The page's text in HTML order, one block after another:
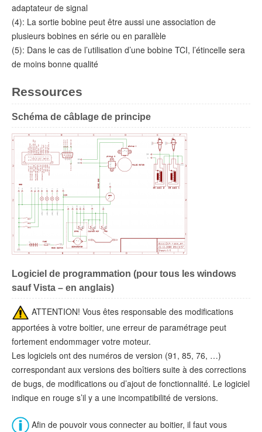
adaptateur de signal
(4): La sortie bobine peut être aussi une association de
plusieurs bobines en série ou en parallèle
(5): Dans le cas de l’utilisation d’une bobine TCI, l’étincelle sera
de moins bonne qualité
Ressources
Schéma de câblage de principe
Logiciel de programmation (pour tous les windows
sauf Vista – en anglais)
ATTENTION! Vous êtes responsable des modifications
apportées à votre boitier, une erreur de paramétrage peut
fortement endommager votre moteur.
Les logiciels ont des numéros de version (91, 85, 76, …)
correspondant aux versions des boîtiers suite à des corrections
de bugs, de modifications ou d’ajout de fonctionnalité. Le logiciel
indique en rouge s’il y a une incompatibilité de versions.
Afin de pouvoir vous connecter au boitier, il faut vous